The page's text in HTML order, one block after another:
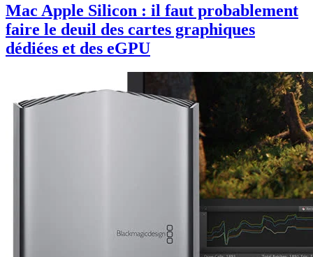
Mac Apple Silicon : il faut probablement
faire le deuil des cartes graphiques
dédiées et des eGPU